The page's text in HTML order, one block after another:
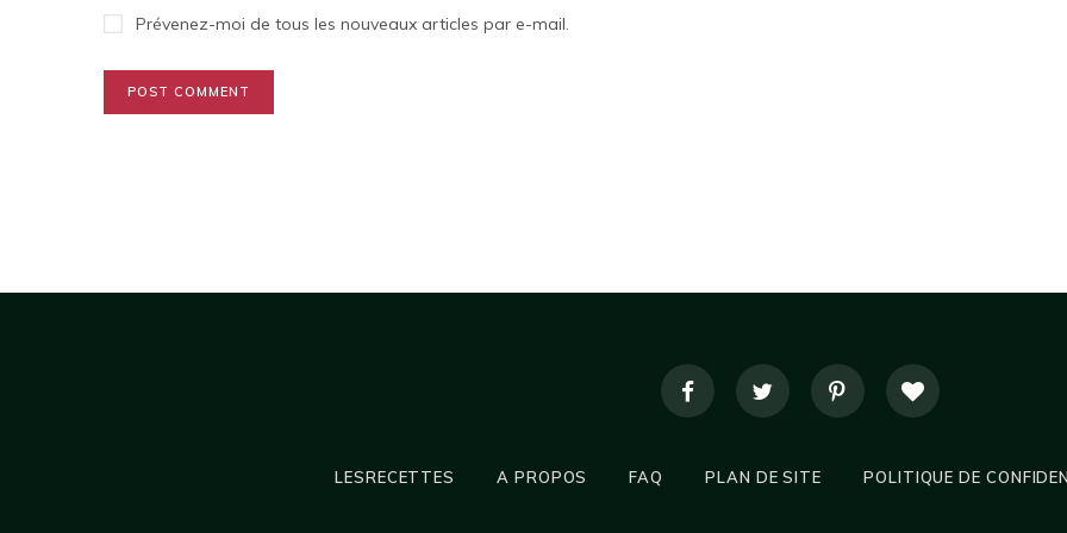
Prévenez-moi de tous les nouveaux articles par e-mail.
LESRECETTES A PROPOS FAQ PLAN DE SITE POLITIQUE DE